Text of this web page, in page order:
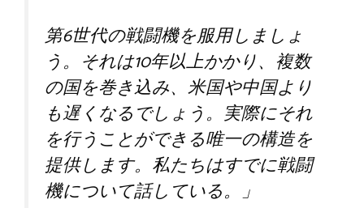
第6世代の戦闘機を服用しましょ
う。それは10年以上かかり、複数
の国を巻き込み、米国や中国より
も遅くなるでしょう。実際にそれ
を行うことができる唯一の構造を
提供します。私たちはすでに戦闘
機について話している。」